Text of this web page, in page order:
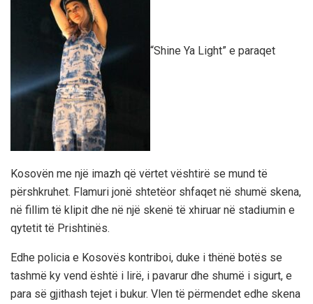
“Shine Ya Light” e paraqet
Kosovën me një imazh që vërtet vështirë se mund të
përshkruhet. Flamuri jonë shtetëor shfaqet në shumë skena,
në fillim të klipit dhe në një skenë të xhiruar në stadiumin e
qytetit të Prishtinës.
Edhe policia e Kosovës kontriboi, duke i thënë botës se
tashmë ky vend është i lirë, i pavarur dhe shumë i sigurt, e
para së gjithash tejet i bukur. Vlen të përmendet edhe skena